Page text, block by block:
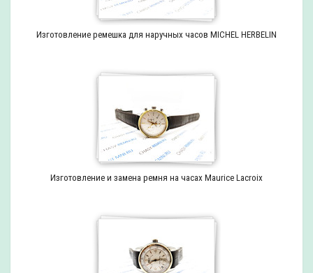
Изготовление ремешка для наручных часов MICHEL HERBELIN
Изготовление и замена ремня на часах Maurice Lacroix